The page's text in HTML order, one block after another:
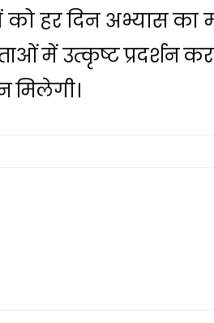
को हर दिन अभ्यास का
में उत्कृष्ट प्रदर्शन
मिलेगी।